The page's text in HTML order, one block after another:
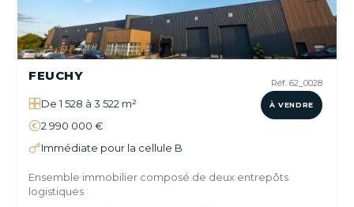
Réf. 62_0028
À VENDRE
FEUCHY
De 1 528 à 3 522 m²
2 990 000 €
Immédiate pour la cellule B
Ensemble immobilier composé de deux entrepôts
logistiques